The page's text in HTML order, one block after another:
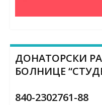
ДОНАТОРСКИ
БОЛНИЦЕ
840-2302761-88